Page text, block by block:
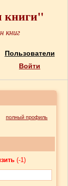
книги"
книг
Пользователи
Войти
полный профиль
(-1)